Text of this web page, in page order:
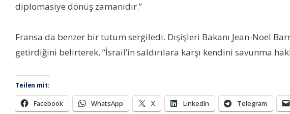
diplomasiye dönüş zamanıdır.”
Fransa da benzer bir tutum sergiledi. Dışişleri Bakanı Jean-Noel
getirdiğini belirterek, “İsrail’in saldırılara karşı kendini savunma
Teilen mit:
Facebook WhatsApp X LinkedIn Telegram